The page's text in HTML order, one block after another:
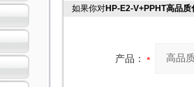
如果你对HP-E2-V+PPHT高品
产品：